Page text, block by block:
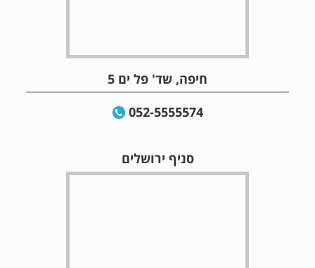
חיפה, שד' פל ים 5
052-5555574
סניף ירושלים